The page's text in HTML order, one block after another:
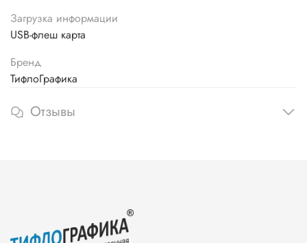
Загрузка информации
USB-флеш карта
Бренд
ТифлоГрафика
Отзывы